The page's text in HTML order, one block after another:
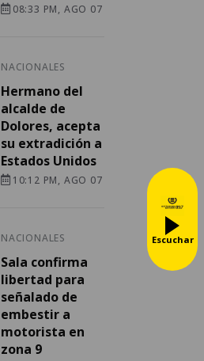
08:33 PM, AGO 07
NACIONALES
Hermano del
alcalde de
Dolores, acepta
su extradición a
Estados Unidos
10:12 PM, AGO 07
NACIONALES
Sala confirma
libertad para
señalado de
embestir a
motorista en
zona 9
Escuchar